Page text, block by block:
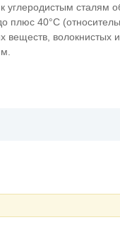
углеродистым сталям
плюс 40°С
веществ, волокнистых